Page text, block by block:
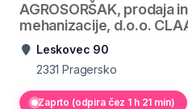
AGROSORŠAK, prodaja
mehanizacije, d.o.o.
Leskovec 90
2331 Pragersko
Zaprto (odpira čez 1 h 21 min)